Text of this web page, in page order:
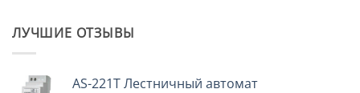
ЛУЧШИЕ ОТЗЫВЫ
AS-221T Лестничный автомат